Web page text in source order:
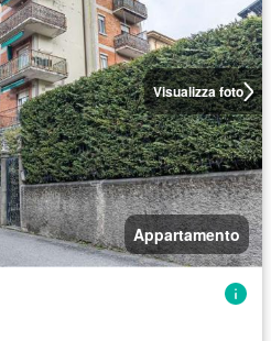
Visualizza foto
Appartamento